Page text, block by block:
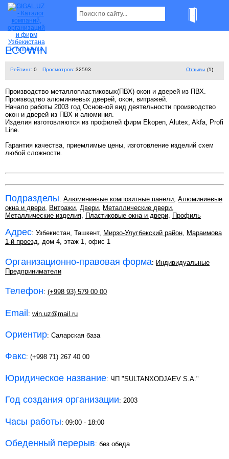
ECOWIN
Рейтинг: 0 Просмотров: 32593 Отзывы (1)
Производство металлопластиковых(ПВХ) окон и дверей из ПВХ.
Производтво алюминиевых дверей, окон, витражей.
Начало работы 2003 год Основной вид деятельности производство
окон и дверей из ПВХ и алюминия.
Изделия изготовляются из профилей фирм Ekopen, Alutex, Akfa, Profi
Line.
Гарантия качества, приемлимые цены, изготовление изделий схем
любой сложности.
Подразделы: Алюминиевые композитные панели, Алюминиевые
окна и двери, Витражи, Двери, Металлические двери,
Металлические изделия, Пластиковые окна и двери, Профиль
Адрес: Узбекистан, Ташкент, Мирзо-Улугбекский район, Мараимова
1-й проезд, дом 4, этаж 1, офис 1
Организационно-правовая форма: Индивидуальные
Предприниматели
Телефон: (+998 93) 579 00 00
Email: win.uz@mail.ru
Ориентир: Саларская база
Факс: (+998 71) 267 40 00
Юридическое название: ЧП "SULTANXODJAEV S.A."
Год создания организации: 2003
Часы работы: 09:00 - 18:00
Обеденный перерыв: без обеда